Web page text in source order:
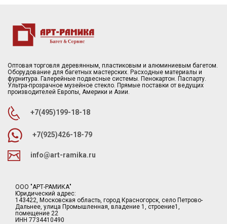
Оптовая торговля деревянным, пластиковым и алюминиевым багетом.
Оборудование для багетных мастерских. Расходные материалы и
фурнитура. Галерейные подвесные системы. Пенокартон. Паспарту.
Ультра-прозрачное музейное стекло. Прямые поставки от ведущих
производителей Европы, Америки и Азии.
+7(495)199-18-18
+7(925)426-18-79
info@art-ramika.ru
ООО "АРТ-РАМИКА"
Юридический адрес:
143422, Московская область, город Красногорск, село Петрово-
Дальнее, улица Промышленная, владение 1, строение1,
помещение 22
ИНН 7734410490